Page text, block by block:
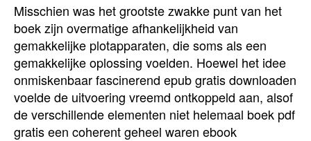
Misschien was het grootste zwakke punt van het
boek zijn overmatige afhankelijkheid van
gemakkelijke plotapparaten, die soms als een
gemakkelijke oplossing voelden. Hoewel het idee
onmiskenbaar fascinerend epub gratis downloaden
voelde de uitvoering vreemd ontkoppeld aan, alsof
de verschillende elementen niet helemaal boek pdf
gratis een coherent geheel waren ebook